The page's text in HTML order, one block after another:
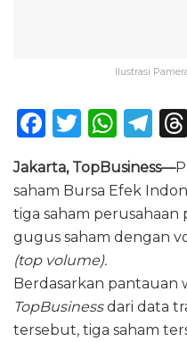
Ilustrasi
F
c
e
b
o
o
k
T
w
it
te
r
W
h
a
ts
A
p
T
e
g
ra
Jakarta, TopBusiness—
saham Bursa Efek
tiga saham
gugus saham dengan
(top volume).
Berdasarkan pantauan
TopBusinessdari data
tersebut, tiga saham